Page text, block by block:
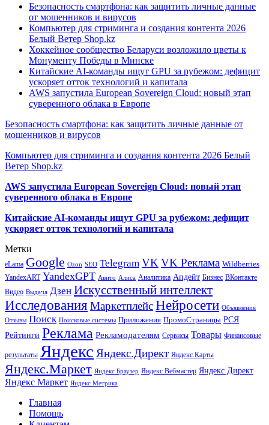
Безопасность смартфона: как защитить личные данные
от мошенников и вирусов
Компьютер для стриминга и создания контента 2026
Белый Ветер Shop.kz
Хоккейное сообщество Беларуси возложило цветы к
Монументу Победы в Минске
Китайские AI-команды ищут GPU за рубежом: дефицит
ускоряет отток технологий и капитала
AWS запустила European Sovereign Cloud: новый этап
суверенного облака в Европе
Безопасность смартфона: как защитить личные данные от
мошенников и вирусов
Компьютер для стриминга и создания контента 2026 Белый
Ветер Shop.kz
AWS запустила European Sovereign Cloud: новый этап
суверенного облака в Европе
Китайские AI-команды ищут GPU за рубежом: дефицит
ускоряет отток технологий и капитала
Метки
eLama Google Ozon SEO Telegram VK VK Реклама Wildberries
YandexART YandexGPT Авито Алиса Аналитика Апдейт Бизнес ВКонтакте
Видео Выдача Дзен Искусственный интеллект
Исследования МаркетплейсНейросети Объявления
Отзывы Поиск Поисковые системы Приложения ПромоСтраницы РСЯ
Рейтинги Реклама Рекламодателям Сервисы Товары Финансовые
результаты Яндекс Яндекс.Директ Яндекс.Карты
Яндекс.Маркет Яндекс Браузер Яндекс Вебмастер Яндекс Директ
Яндекс Маркет Яндекс Метрика
Главная
Помощь